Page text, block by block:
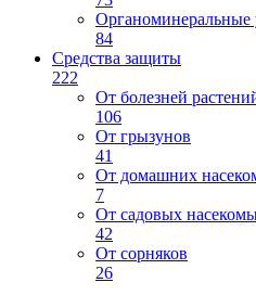
Органоминеральные
84
Средства защиты
222
От болезней
106
От грызунов
41
От домашних
7
От садовых
42
От сорняков
26